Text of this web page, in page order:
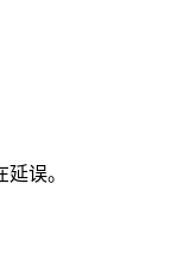
误。